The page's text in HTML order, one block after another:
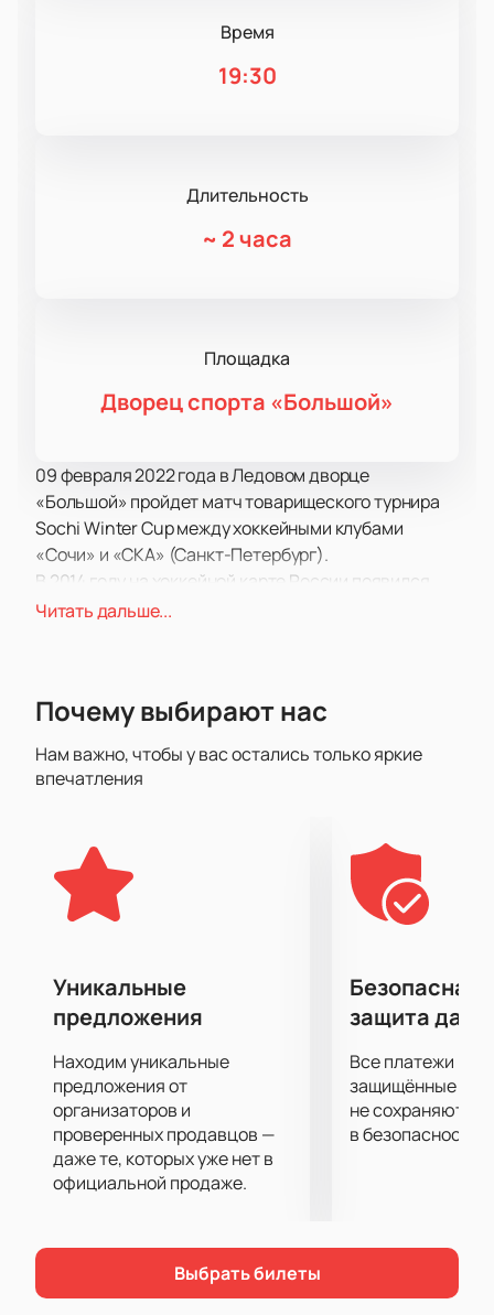
Время
19:30
Длительность
~ 2 часа
Площадка
Дворец спорта «Большой»
09 февраля 2022 года в Ледовом дворце
«Большой» пройдет матч товарищеского турнира
Sochi Winter Cup между хоккейными клубами
«Сочи» и «СКА» (Санкт-Петербург).
В 2014 году на хоккейной карте России появился
еще один профессиональный клуб. Им стала
которая вывела на новый уровень спортивную
команда была принята в элитную континентальную
лигу. За все время существования «Сочи»
быстроразвивающихся молодых клубов.
Питерский «СКА» вряд ли нуждается в
рекомендациях как хоккейный клуб. Это
знаменитая команда, которая еще с советских
составляла конкуренцию грандам уровня «ЦСКА».
Среди наград клуба - Кубок Гагарина, Кубок
Западной конференции, Кубок Континента, Кубок
Открытия и многие другие.
Сочинским хоккеистам сегодня однозначно
должны помочь домашние трибуны. Поэтому
приходите и поддержите свою любимую команду.
Купить билеты на матч «Сочи» - «СКА» можно у нас
на сайте.
Читать дальше...
Почему выбирают нас
Нам важно, чтобы у вас остались только яркие
впечатления
Уникальные
предложения
Находим уникальные
предложения от
организаторов и
проверенных продавцов —
даже те, которых уже нет в
официальной продаже.
Безопасная
защита
Все платежи
защищённые
не сохраняются
в безопасности.
Выбрать билеты